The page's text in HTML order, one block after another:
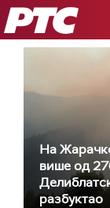
РТС
На
више од
разбуктао